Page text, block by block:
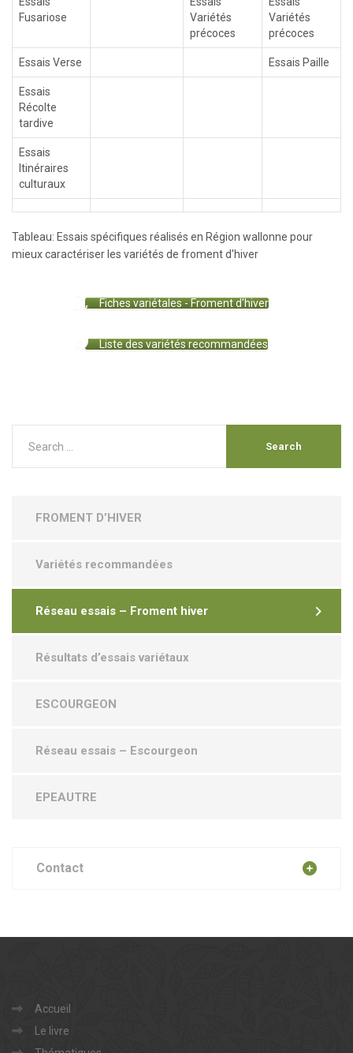
Fusariose
Variétés
précoces
Variétés
précoces
Essais Verse Essais Paille
Essais
Récolte
tardive
Essais
Itinéraires
culturaux
Tableau: Essais spécifiques réalisés en Région wallonne pour
mieux caractériser les variétés de froment d'hiver
Fiches variétales - Froment d'hiver
Liste des variétés recommandées
FROMENT D’HIVER
Variétés recommandées
Réseau essais – Froment hiver
Résultats d’essais variétaux
ESCOURGEON
Réseau essais – Escourgeon
EPEAUTRE
Contact
Accueil
Le livre